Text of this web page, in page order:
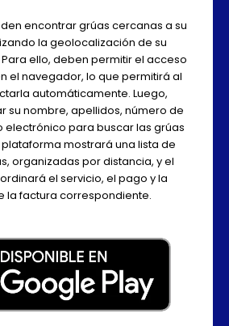
encontrar grúas cercanas a su
la geolocalización de su
ello, deben permitir el acceso
el navegador, lo que permitirá al
automáticamente. Luego,
su nombre, apellidos, número de
electrónico para buscar las grúas
plataforma mostrará una lista de
organizadas por distancia, y el
el servicio, el pago y la
la factura correspondiente.